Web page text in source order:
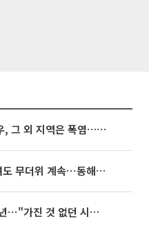
동해안은 시간당 80㎜ 폭우, 그 외 지역은 폭염…‘극과 극 날씨’
[내일 날씨] 폭염 한풀 꺾여도 무더위 계속⋯동해안 이틀 연속 비
임영웅, 어느덧 데뷔 10주년⋯"가진 것 없던 시절, 내 앞엔 20명의 팬뿐"